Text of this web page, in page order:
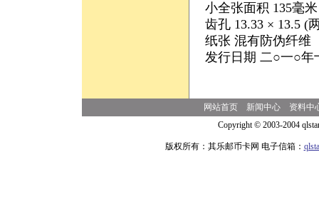
小全张面积 135毫
齿孔 13.33 × 13.5 (
纸张 混有防伪纤维
发行日期 二○一○年
网站首页 新闻中心
资料中
Copyright © 2003-2004
版权所有：其乐邮币卡网 电子信箱：